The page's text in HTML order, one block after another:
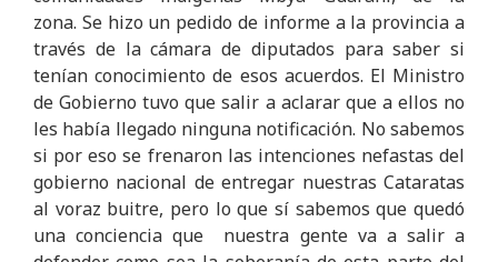
zona. Se hizo un pedido de informe a la provincia a
través de la cámara de diputados para saber si
tenían conocimiento de esos acuerdos. El Ministro
de Gobierno tuvo que salir a aclarar que a ellos no
les había llegado ninguna notificación. No sabemos
si por eso se frenaron las intenciones nefastas del
gobierno nacional de entregar nuestras Cataratas
al voraz buitre, pero lo que sí sabemos que quedó
una conciencia que nuestra gente va a salir a